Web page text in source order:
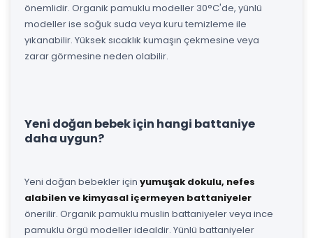
önemlidir. Organik pamuklu modeller 30°C'de, yünlü
modeller ise soğuk suda veya kuru temizleme ile
yıkanabilir. Yüksek sıcaklık kumaşın çekmesine veya
zarar görmesine neden olabilir.
Yeni doğan bebek için hangi battaniye
daha uygun?
Yeni doğan bebekler için yumuşak dokulu, nefes
alabilen ve kimyasal içermeyen battaniyeler
önerilir. Organik pamuklu muslin battaniyeler veya ince
pamuklu örgü modeller idealdir. Yünlü battaniyeler